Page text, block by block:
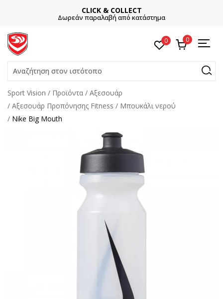
CLICK & COLLECT
Δωρεάν παραλαβή από κατάστημα
0 0
Αναζήτηση στον ιστότοπο
Sport Vision Προϊόντα
Αξεσουάρ
Αξεσουάρ Προπόνησης Fitness
Μπουκάλι νερού
Nike Big Mouth